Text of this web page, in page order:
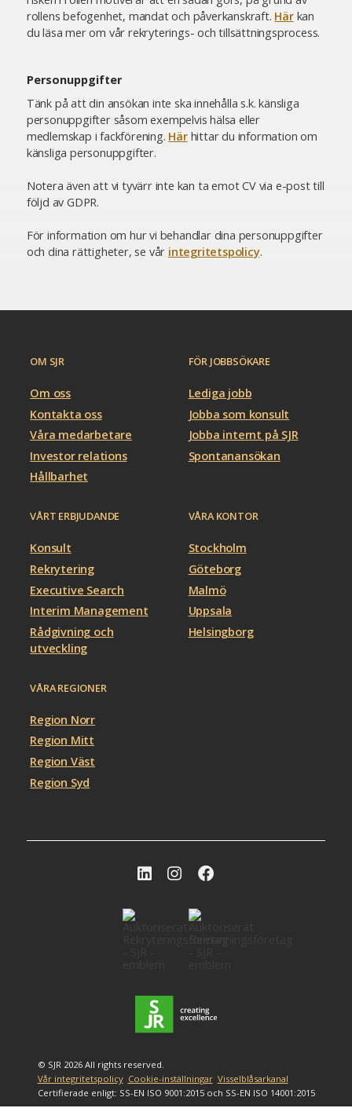
rollens befogenhet, mandat och påverkanskraft. Härkan
du läsa mer om vår rekryterings- och tillsättningsprocess.
Personuppgifter
Tänk på att din ansökan inte ska innehålla s.k. känsliga
personuppgifter såsom exempelvis hälsa eller
medlemskap i fackförening. Härhittar du information om
känsliga personuppgifter.
Notera även att vi tyvärr inte kan ta emot CV via e-post till
följd av GDPR.
För information om hur vi behandlar dina personuppgifter
och dina rättigheter, se vår integritetspolicy.
OM SJR
Om oss
Kontakta oss
Våra medarbetare
Investor relations
Hållbarhet
FÖR JOBBSÖKARE
Lediga jobb
Jobba som konsult
Jobba internt på SJR
Spontanansökan
VÅRT ERBJUDANDE
Konsult
Rekrytering
Executive Search
Interim Management
Rådgivning och
utveckling
VÅRA KONTOR
Stockholm
Göteborg
Malmö
Uppsala
Helsingborg
VÅRA REGIONER
Region Norr
Region Mitt
Region Väst
Region Syd
© SJR 2026 All rights reserved.
Vår integritetspolicy Cookie-inställningar Visselblåsarkanal
Certifierade enligt: SS-EN ISO 9001:2015 och SS-EN ISO 14001:2015